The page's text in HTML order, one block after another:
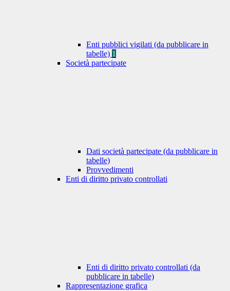
Enti pubblici vigilati (da pubblicare in
tabelle) 1
Società partecipate
Dati società partecipate (da pubblicare in
tabelle)
Provvedimenti
Enti di diritto privato controllati
Enti di diritto privato controllati (da
pubblicare in tabelle)
Rappresentazione grafica